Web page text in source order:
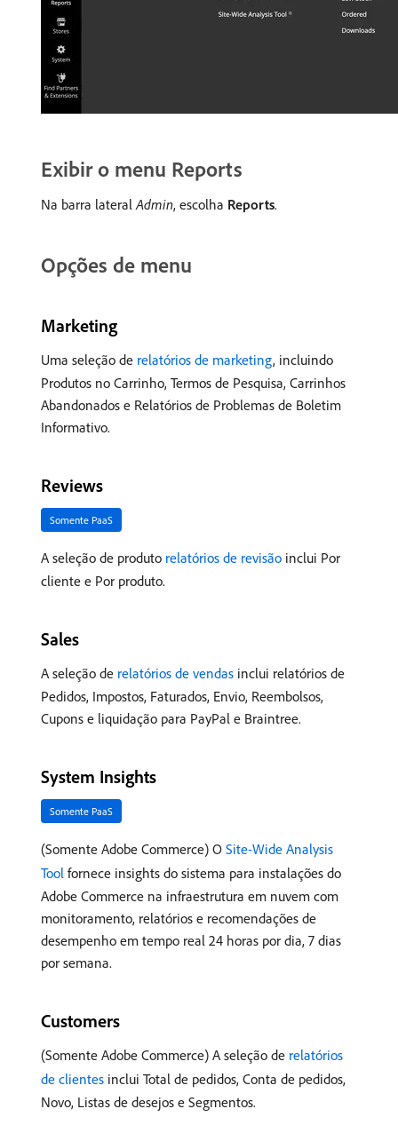
Exibir o menu Reports
Na barra lateralAdmin, escolha Reports.
Opções de menu
Marketing
Uma seleção de relatórios de marketing, incluindo
Produtos no Carrinho, Termos de Pesquisa, Carrinhos
Abandonados e Relatórios de Problemas de Boletim
Informativo.
Reviews
Somente PaaS
A seleção de produto relatórios de revisão inclui Por
cliente e Por produto.
Sales
A seleção de relatórios de vendas inclui relatórios de
Pedidos, Impostos, Faturados, Envio, Reembolsos,
Cupons e liquidação para PayPal e Braintree.
System Insights
Somente PaaS
(Somente Adobe Commerce) O Site-Wide Analysis
Tool fornece insights do sistema para instalações do
Adobe Commerce na infraestrutura em nuvem com
monitoramento, relatórios e recomendações de
desempenho em tempo real 24 horas por dia, 7 dias
por semana.
Customers
(Somente Adobe Commerce) A seleção de relatórios
de clientes inclui Total de pedidos, Conta de pedidos,
Novo, Listas de desejos e Segmentos.